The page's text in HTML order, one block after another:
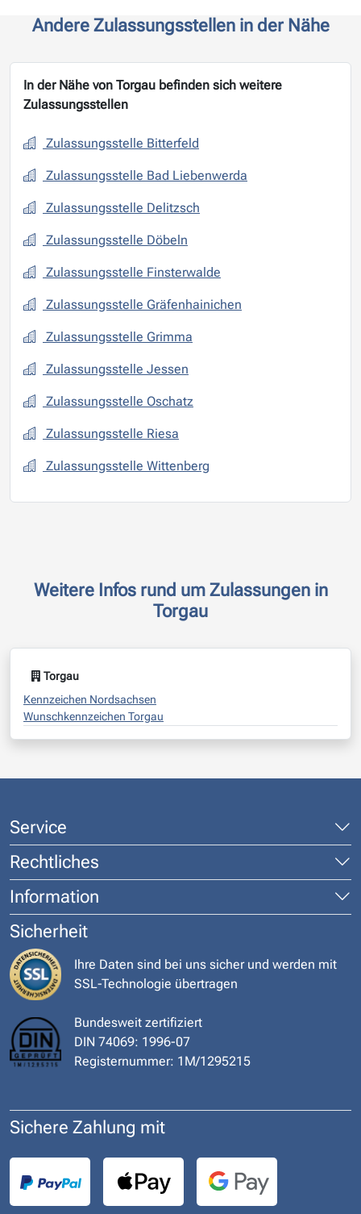
Andere Zulassungsstellen in der Nähe
In der Nähe von Torgau befinden sich weitere
Zulassungsstellen
Zulassungsstelle Bitterfeld
Zulassungsstelle Bad Liebenwerda
Zulassungsstelle Delitzsch
Zulassungsstelle Döbeln
Zulassungsstelle Finsterwalde
Zulassungsstelle Gräfenhainichen
Zulassungsstelle Grimma
Zulassungsstelle Jessen
Zulassungsstelle Oschatz
Zulassungsstelle Riesa
Zulassungsstelle Wittenberg
Weitere Infos rund um Zulassungen in
Torgau
Torgau
Kennzeichen Nordsachsen
Wunschkennzeichen Torgau
Service
Rechtliches
Information
Sicherheit
Ihre Daten sind bei uns sicher und werden mit
SSL-Technologie übertragen
Bundesweit zertifiziert
DIN 74069: 1996-07
Registernummer: 1M/1295215
Sichere Zahlung mit